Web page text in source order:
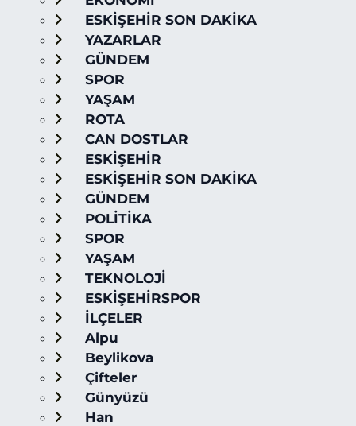
ESKİŞEHİR SON DAKİKA
YAZARLAR
GÜNDEM
SPOR
YAŞAM
ROTA
CAN DOSTLAR
ESKİŞEHİR
ESKİŞEHİR SON DAKİKA
GÜNDEM
POLİTİKA
SPOR
YAŞAM
TEKNOLOJİ
ESKİŞEHİRSPOR
İLÇELER
Alpu
Beylikova
Çifteler
Günyüzü
Han